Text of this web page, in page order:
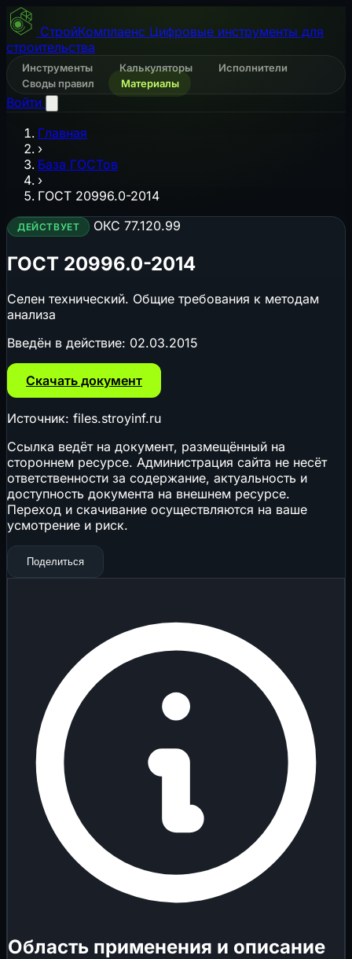
СтройКомплаенс Цифровые инструменты для
строительства
Инструменты Калькуляторы
Исполнители
Своды правил
Материалы
Войти
Главная
›
База ГОСТов
›
ГОСТ 20996.0-2014
ДЕЙСТВУЕТ ОКС 77.120.99
ГОСТ 20996.0-2014
Селен технический. Общие требования к методам
анализа
Введён в действие: 02.03.2015
Скачать документ
Источник: files.stroyinf.ru
Ссылка ведёт на документ, размещённый на
стороннем ресурсе. Администрация сайта не несёт
ответственности за содержание, актуальность и
доступность документа на внешнем ресурсе.
Переход и скачивание осуществляются на ваше
усмотрение и риск.
Поделиться
Область применения и описание